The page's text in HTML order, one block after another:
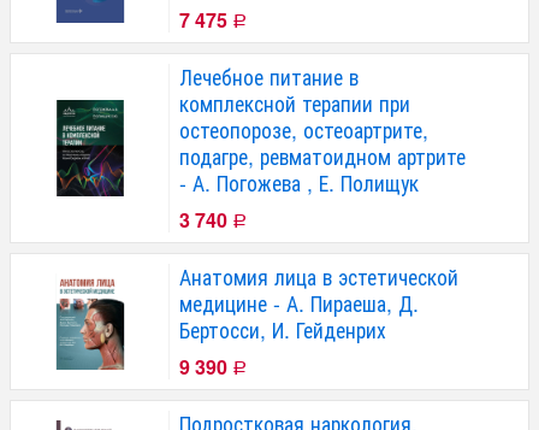
7 475 Р
Лечебное питание в
комплексной терапии при
остеопорозе, остеоартрите,
подагре, ревматоидном артрите
- А. Погожева , Е. Полищук
3 740 Р
Анатомия лица в эстетической
медицине - А. Пираеша, Д.
Бертосси, И. Гейденрих
9 390 Р
Подростковая наркология.